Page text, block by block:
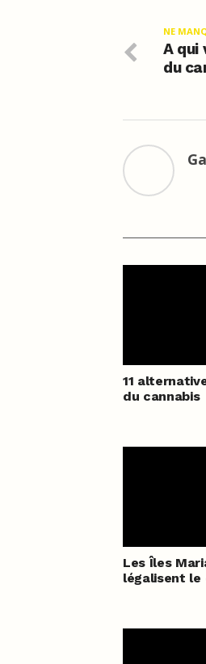
NE
A
du
11
du cannabis
Les Îles
légalisent le